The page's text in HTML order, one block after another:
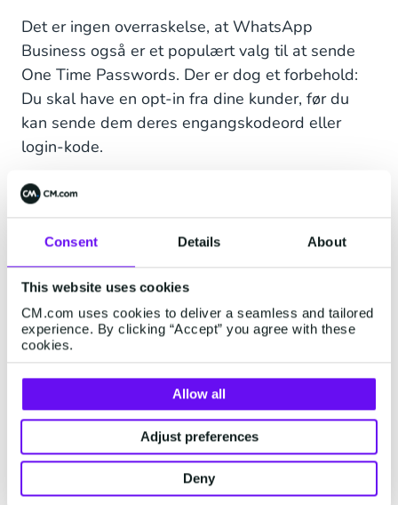
Consent Details About
This website uses cookies
CM.com uses cookies to deliver a seamless and tailored
experience. By clicking “Accept” you agree with these
cookies.
Allow all
Adjust preferences
Deny
Det er ingen overraskelse, at WhatsApp
Business også er et populært valg til at sende
One Time Passwords. Der er dog et forbehold:
Du skal have en opt-in fra dine kunder, før du
kan sende dem deres engangskodeord eller
login-kode.
Læs mere om WhatsApp Business One Time
beskeder
Har dine kunder allerede taget din egen native
app til sig? Så kan du også integrere og aktivere
tofaktorgodkendelse via push-notifikationer i din
egen app. Når en kunde f.eks. godkender en
betaling online, skal de bekræfte det på deres
mobiltelefon via din egen app.
Tofaktorgodkendelse via Voice